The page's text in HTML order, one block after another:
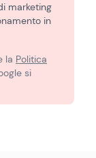
marketing
in
la Politica
si